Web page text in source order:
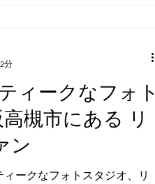
ィークなフォト
槻市にある リ
ン
ークなフォトスタジオ、リ
分